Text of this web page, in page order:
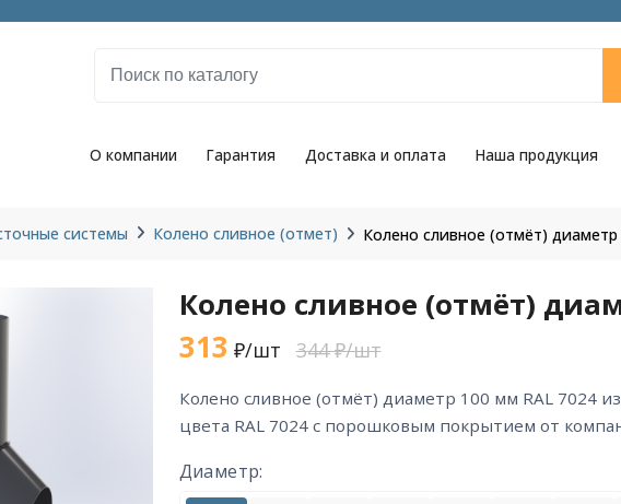
О компании Гарантия Доставка и оплата Наша продукция
системы Колено сливное (отмет) Колено сливное (отмёт)
Колено сливное (отмёт)
313 ₽/шт 344 ₽/шт
колено сливное (отмёт) диаметр 100 мм RAL 7024 из оцинкованной стали
цвета RAL 7024 с порошковым покрытием от
Диаметр: